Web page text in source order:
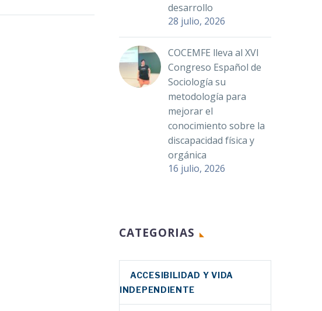
desarrollo
28 julio, 2026
COCEMFE lleva al XVI
Congreso Español de
Sociología su
metodología para
mejorar el
conocimiento sobre la
discapacidad física y
orgánica
16 julio, 2026
CATEGORIAS
ACCESIBILIDAD Y VIDA
INDEPENDIENTE